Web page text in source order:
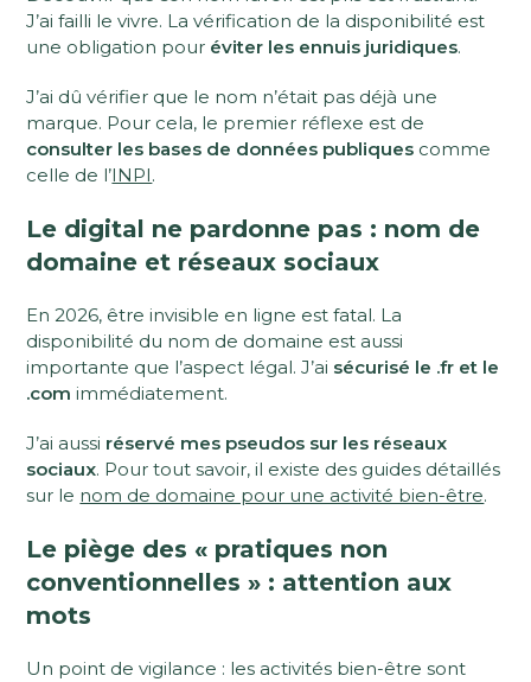
J’ai failli le vivre. La vérification de la disponibilité est
une obligation pour éviter les ennuis juridiques.
J’ai dû vérifier que le nom n’était pas déjà une
marque. Pour cela, le premier réflexe est de
consulter les bases de données publiques comme
celle de l’INPI.
Le digital ne pardonne pas : nom de
domaine et réseaux sociaux
En 2026, être invisible en ligne est fatal. La
disponibilité du nom de domaine est aussi
importante que l’aspect légal. J’ai sécurisé le .fr et le
.com immédiatement.
J’ai aussi réservé mes pseudos sur les réseaux
sociaux. Pour tout savoir, il existe des guides détaillés
sur le nom de domaine pour une activité bien-être.
Le piège des « pratiques non
conventionnelles » : attention aux
mots
Un point de vigilance : les activités bien-être sont